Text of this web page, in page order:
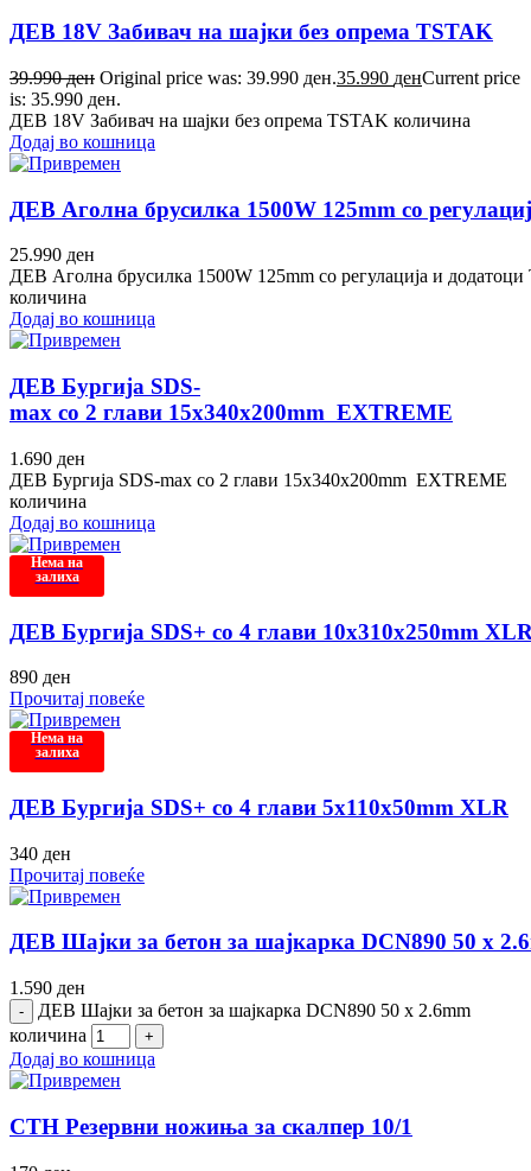
ДЕВ 18V Забивач на шајки без опрема TSTAK
39.990ден Original price was: 39.990 ден.35.990 денCurrent price
is: 35.990 ден.
ДЕВ 18V Забивач на шајки без опрема TSTAK количина
Додај во кошница
ДЕВ Аголна брусилка 1500W 125mm со
25.990 ден
ДЕВ Аголна брусилка 1500W 125mm со регулација и
количина
Додај во кошница
ДЕВ Бургија SDS-
max со 2 глави 15x340x200mm EXTREME
1.690 ден
ДЕВ Бургија SDS-max со 2 глави 15x340x200mm EXTREME
количина
Додај во кошница
Нема на
залиха
ДЕВ Бургија SDS+ со 4 глави 10x310x250mm
890 ден
Прочитај повеќе
Нема на
залиха
ДЕВ Бургија SDS+ со 4 глави 5x110x50mm XLR
340 ден
Прочитај повеќе
ДЕВ Шајки за бетон за шајкарка DCN890 50 x
1.590 ден
ДЕВ Шајки за бетон за шајкарка DCN890 50 x 2.6mm
количина
Додај во кошница
СТН Резервни ножиња за скалпер 10/1